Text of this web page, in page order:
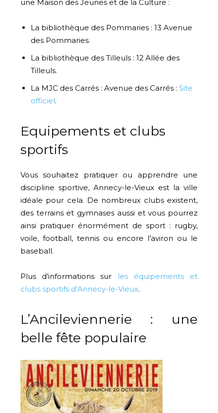
une Maison des Jeunes et de la Culture :
La bibliothèque des Pommaries : 13 Avenue
des Pommaries.
La bibliothèque des Tilleuls : 12 Allée des
Tilleuls.
La MJC des Carrés : Avenue des Carrés : Site
officiel.
Equipements et clubs
sportifs
Vous souhaitez pratiquer ou apprendre une
discipline sportive, Annecy-le-Vieux est la ville
idéale pour cela. De nombreux clubs existent,
des terrains et gymnases aussi et vous pourrez
ainsi pratiquer énormément de sport : rugby,
voile, football, tennis ou encore l’aviron ou le
baseball.
Plus d’informations sur
les équipements et
clubs sportifs d’Annecy-le-Vieux.
L’Ancileviennerie : une
belle fête populaire